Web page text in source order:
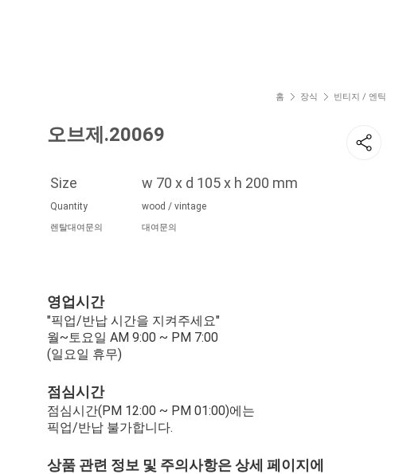
홈 장식 빈티지 / 엔틱
오브제.20069
Size w 70 x d 105 x h 200 mm
Quantity wood / vintage
렌탈대여문의 대여문의
영업시간
"픽업/반납 시간을 지켜주세요"
월~토요일 AM 9:00 ~ PM 7:00
(일요일 휴무)
점심시간
점심시간(PM 12:00 ~ PM 01:00)에는
픽업/반납 불가합니다.
상품 관련 정보 및 주의사항은 상세 페이지에